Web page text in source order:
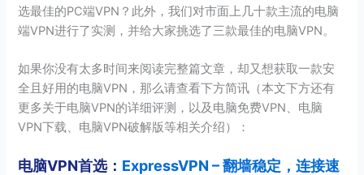
选最佳的PC端VPN？此外，我们对市面上几十款主流的电脑
端VPN进行了实测，并给大家挑选了三款最佳的电脑VPN。
如果你没有太多时间来阅读完整篇文章，却又想获取一款安
全且好用的电脑VPN，那么请查看下方简讯（本文下方还有
更多关于电脑VPN的详细评测，以及电脑免费VPN、电脑
VPN下载、电脑VPN破解版等相关介绍）：
电脑VPN首选： ExpressVPN – 翻墙稳定，连接速